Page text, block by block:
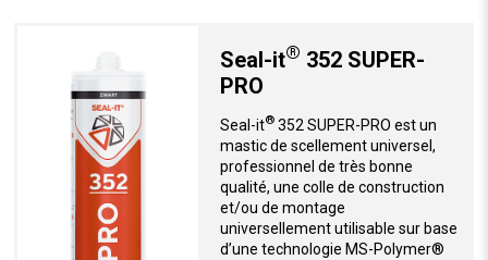
Seal-it® 352 SUPER-
PRO
Seal-it®352 SUPER-PRO est un
mastic de scellement universel,
professionnel de très bonne
qualité, une colle de construction
et/ou de montage
universellement utilisable sur base
d’une technologie MS-Polymer®